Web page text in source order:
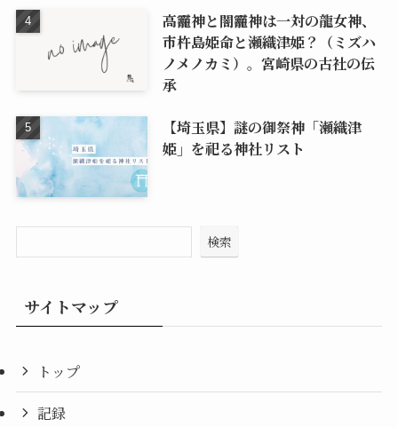
高龗神と闇龗神は一対の龍女神、
市杵島姫命と瀬織津姫？（ミズハ
ノメノカミ）。宮崎県の古社の伝
承
【埼玉県】謎の御祭神「瀬織津
姫」を祀る神社リスト
検索
サイトマップ
トップ
記録